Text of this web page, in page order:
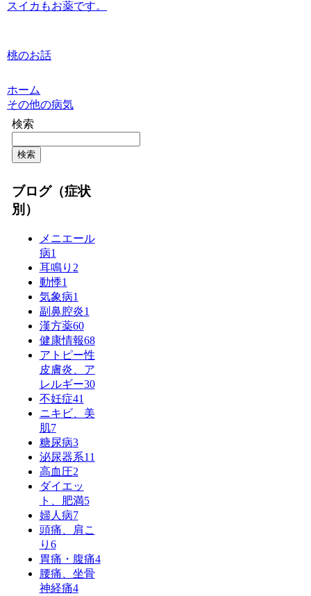
スイカもお薬です。
桃のお話
ホーム
その他の病気
検索
検索
ブログ（症状
別）
メニエール
病1
耳鳴り 2
動悸1
気象病1
副鼻腔炎1
漢方薬60
健康情報68
アトピー性
皮膚炎、ア
レルギー30
不妊症41
ニキビ、美
肌7
糖尿病3
泌尿器系11
高血圧2
ダイエッ
ト、肥満5
婦人病7
頭痛、肩こ
り 6
胃痛・腹痛4
腰痛、坐骨
神経痛4